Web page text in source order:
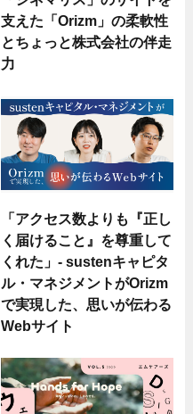
支えた「Orizm」の柔軟性
とちょっと株式会社の伴走
力
「アクセス数よりも『正し
く届けること』を尊重して
くれた」- sustenキャピタ
ル・マネジメントがOrizm
で実現した、思いが伝わる
Webサイト